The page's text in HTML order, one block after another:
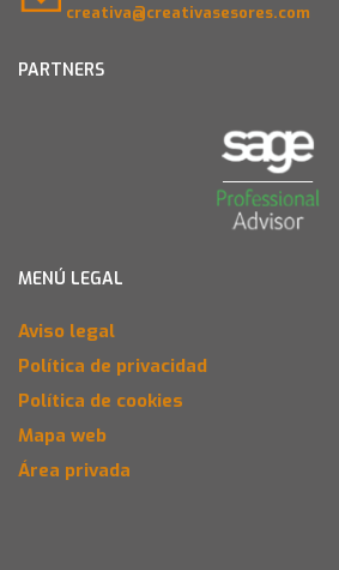
creativa@creativasesores.com
PARTNERS
MENÚ LEGAL
Aviso legal
Política de privacidad
Política de cookies
Mapa web
Área privada